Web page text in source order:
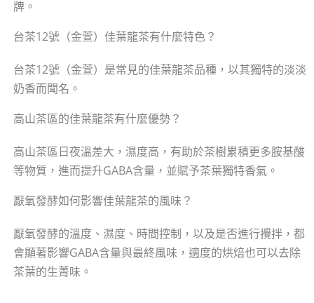
牌。
台茶12號（金萱）佳葉龍茶有什麼特色？
台茶12號（金萱）是常見的佳葉龍茶品種，以其獨特的淡淡
奶香而聞名。
高山茶區的佳葉龍茶有什麼優勢？
高山茶區日夜溫差大，濕度高，有助於茶樹累積更多胺基酸
等物質，進而提升GABA含量，並賦予茶葉獨特香氣。
厭氧發酵如何影響佳葉龍茶的風味？
厭氧發酵的溫度、濕度、時間控制，以及是否進行攪拌，都
會顯著影響GABA含量與最終風味，適度的烘焙也可以去除
茶葉的生菁味。